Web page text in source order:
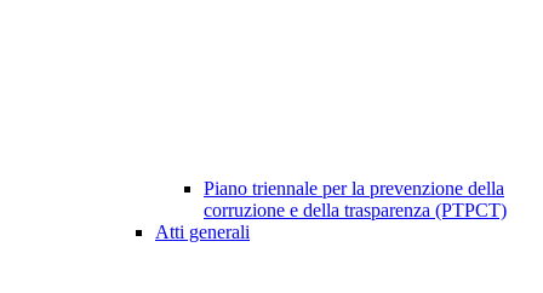
Piano triennale per la prevenzione della
corruzione e della trasparenza (PTPCT)
Atti generali